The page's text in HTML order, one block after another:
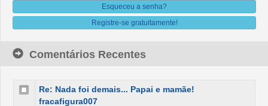
Esqueceu a senha?
Registre-se gratuitamente!
Comentários Recentes
Re: Nada foi demais... Papai e mamãe!
fracafigura007